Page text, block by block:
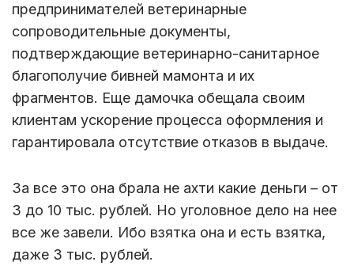
предпринимателей ветеринарные
сопроводительные документы,
подтверждающие ветеринарно-санитарное
благополучие бивней мамонта и их
фрагментов. Еще дамочка обещала своим
клиентам ускорение процесса оформления и
гарантировала отсутствие отказов в выдаче.
За все это она брала не ахти какие деньги – от
3 до 10 тыс. рублей. Но уголовное дело на нее
все же завели. Ибо взятка она и есть взятка,
даже 3 тыс. рублей.